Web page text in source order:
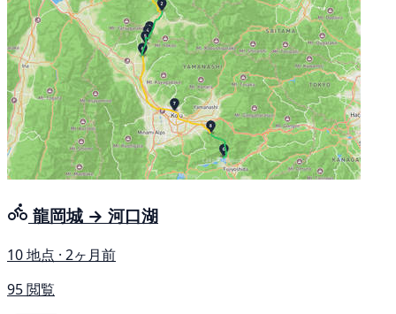
龍岡城 → 河口湖
10 地点 · 2ヶ月前
95 閲覧